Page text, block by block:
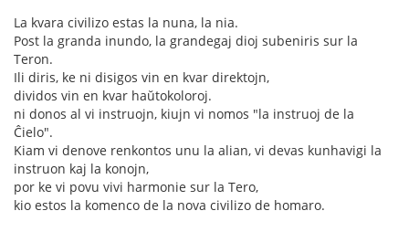
La kvara civilizo estas la nuna, la nia.
Post la granda inundo, la grandegaj dioj subeniris sur la
Teron.
Ili diris, ke ni disigos vin en kvar direktojn,
dividos vin en kvar haŭtokoloroj.
ni donos al vi instruojn, kiujn vi nomos "la instruoj de la
Ĉielo".
Kiam vi denove renkontos unu la alian, vi devas kunhavigi la
instruon kaj la konojn,
por ke vi povu vivi harmonie sur la Tero,
kio estos la komenco de la nova civilizo de homaro.